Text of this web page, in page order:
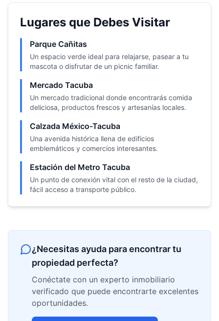
Lugares que Debes Visitar
Parque Cañitas
Un espacio verde ideal para relajarse, pasear a tu
mascota o disfrutar de un picnic familiar.
Mercado Tacuba
Un mercado tradicional donde encontrarás comida
deliciosa, productos frescos y artesanías locales.
Calzada México-Tacuba
Una avenida histórica llena de edificios
emblemáticos y comercios interesantes.
Estación del Metro Tacuba
Un punto de conexión vital con el resto de la ciudad,
fácil acceso a transporte público.
¿Necesitas ayuda para encontrar tu
propiedad perfecta?
Conéctate con un experto inmobiliario
verificado que puede encontrarte excelentes
oportunidades.